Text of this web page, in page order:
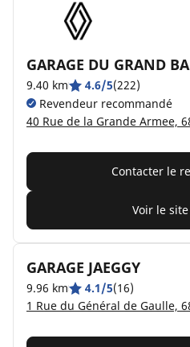
GARAGE DU GRAND
9.40 km 4.6/5(222)
Revendeur recommandé
40 Rue de la Grande Armee,
Contacter le
Voir le
GARAGE JAEGGY
9.96 km 4.1/5(16)
1 Rue du Général de Gaulle,